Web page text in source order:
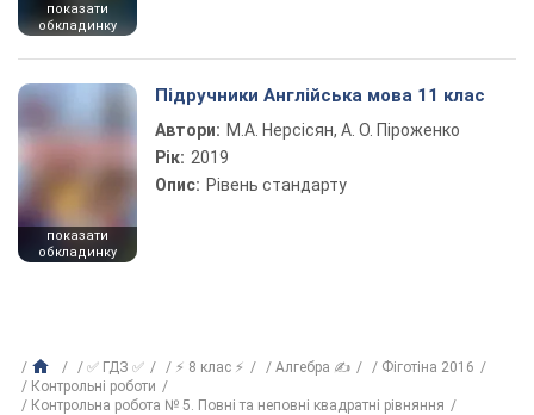
показати
обкладинку
показати
обкладинку
Підручники Англійська мова 11 клас
Автори: М.А. Нерсісян, А. О. Піроженко
Рік: 2019
Опис: Рівень стандарту
✅ ГДЗ ✅ ⚡ 8 клас ⚡ Алгебра ✍
Фіготіна 2016
Контрольні роботи
Контрольна робота № 5. Повні та неповні квадратні рівняння